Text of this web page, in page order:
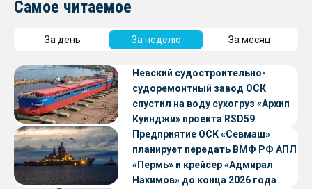
Самое читаемое
За день За неделю За месяц
Невский судостроительно-
судоремонтный завод ОСК
спустил на воду сухогруз «Архип
Куинджи» проекта RSD59
Предприятие ОСК «Севмаш»
планирует передать ВМФ РФ АПЛ
«Пермь» и крейсер «Адмирал
Нахимов» до конца 2026 года